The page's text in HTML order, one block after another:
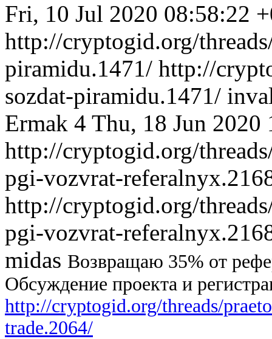
Fri, 10 Jul 2020 08:58:22
http://cryptogid.org/
piramidu.1471/ http://
sozdat-piramidu.1471/
Ermak 4 Thu, 18 Jun 2020
http://cryptogid.org/
pgi-vozvrat-
http://cryptogid.org/
pgi-vozvrat-
midas Возвращаю 35% от
Обсуждение проекта и
http://cryptogid.org/threads/
trade.2064/